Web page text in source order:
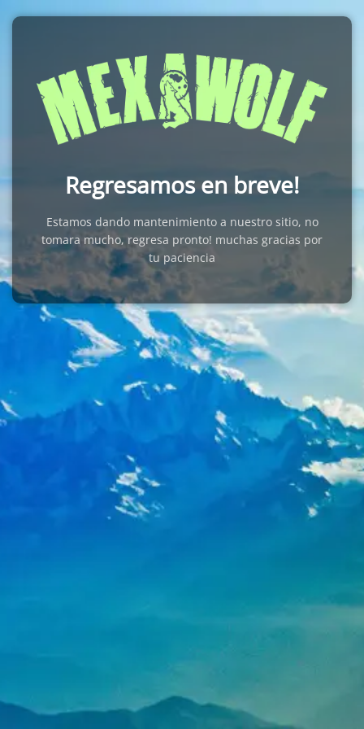
Regresamos en breve!
Estamos dando mantenimiento a nuestro sitio, no
tomara mucho, regresa pronto! muchas gracias por
tu paciencia